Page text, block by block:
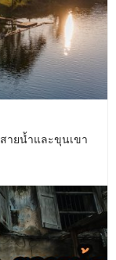
สายน้ำและขุนเขา